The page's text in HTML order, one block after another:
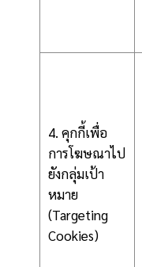
4. คุกกี้เพื่อ
การโฆษณาไป
ยังกลุ่มเป้า
หมาย
(Targeting
Cookies)